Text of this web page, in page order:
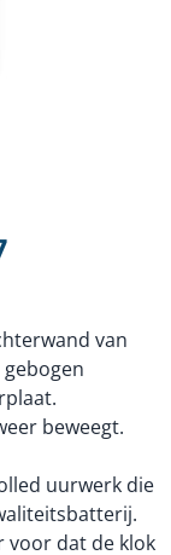
van
beweegt.
uurwerk die
voor dat de klok